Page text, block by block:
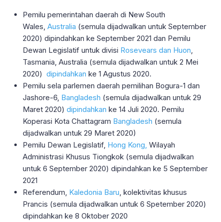
Pemilu pemerintahan daerah di New South
Wales, Australia (semula dijadwalkan untuk September
2020) dipindahkan ke September 2021 dan Pemilu
Dewan Legislatif untuk divisi Rosevears dan Huon
Tasmania, Australia (semula dijadwalkan untuk 2 Mei
2020) dipindahkan ke 1 Agustus 2020.
Pemilu sela parlemen daerah pemilihan Bogura-1 dan
Jashore-6, Bangladesh (semula dijadwalkan untuk 29
Maret 2020) dipindahkan ke 14 Juli 2020. Pemilu
Koperasi Kota Chattagram Bangladesh (semula
dijadwalkan untuk 29 Maret 2020)
Pemilu Dewan Legislatif, Hong Kong, Wilayah
Administrasi Khusus Tiongkok (semula dijadwalkan
untuk 6 September 2020) dipindahkan ke 5 September
2021
Referendum, Kaledonia Baru , kolektivitas khusus
Prancis (semula dijadwalkan untuk 6 Spetember 2020)
dipindahkan ke 8 Oktober 2020